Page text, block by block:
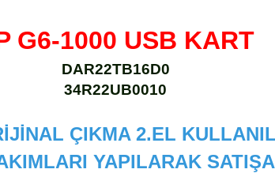
G6-1000 USB KART
DAR22TB16D0
34R22UB0010
ÇIKMA 2.EL
YAPILARAK